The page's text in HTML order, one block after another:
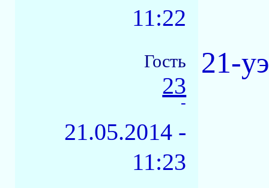
11:22
Гость
23
-
21.05.2014 -
11:23
21-